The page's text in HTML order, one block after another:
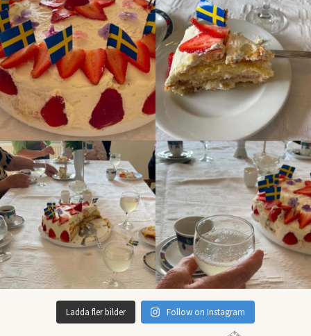
Ladda fler bilder Follow on Instagram